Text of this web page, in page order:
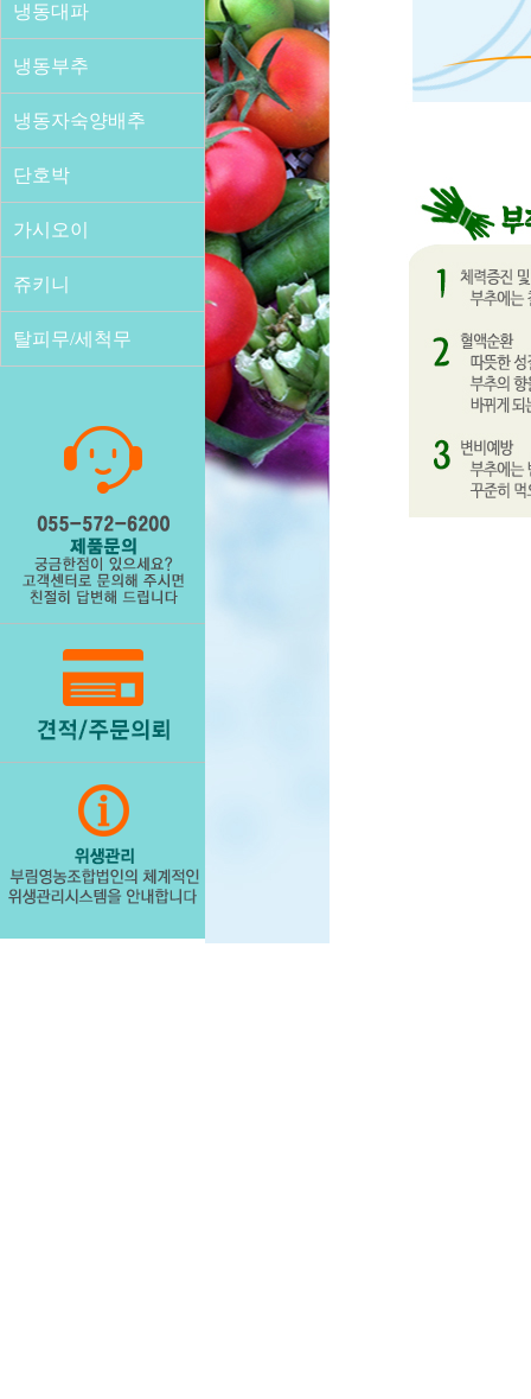
냉동대파
냉동부추
냉동자숙양배추
단호박
가시오이
쥬키니
탈피무/세척무